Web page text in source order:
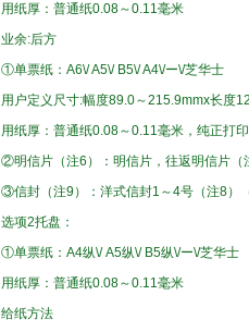
用纸厚： 普通纸0.08～0.11毫米
业余:后方
①单票纸： A6\/A5\/B5\/A4\/ー\/芝华士
用户定义 尺寸:幅度89.0～215.9mmx长度
用纸厚： 普通纸0.08～0.11毫米， 纯正打
②明信片（注6 ）： 明信片，往返明信片（
③信封（注9 ）： 洋式信封1～4号（注8）
选项2托盘 ：
①单票纸： A4纵\/A5纵\/B5纵\/ー\/芝华士
用纸厚： 普通纸0.08～0.11毫米
给纸方法